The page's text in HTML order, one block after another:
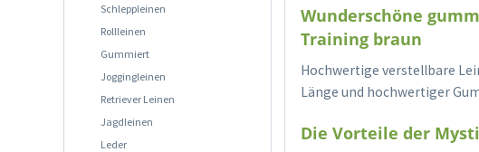
Schleppleinen
Rollleinen
Gummiert
Joggingleinen
Retriever Leinen
Jagdleinen
Leder
Wunderschöne
Training braun
Hochwertige verstellbare
Länge und hochwertiger
Die Vorteile der